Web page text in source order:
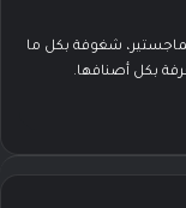
شغوفة بكل ما
بكل أصنافها.